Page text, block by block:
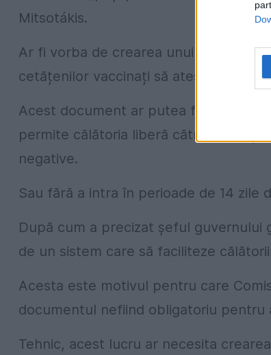
Mitsotákis.
Ar fi vorba de crearea unui
cetățenilor vaccinați să ateste
Acest document ar putea fi
permite călătoria liberă către o altă
negative.
Sau fără a intra în perioade de 14
După cum a precizat șeful guvernului
de un sistem care să faciliteze
Acesta este motivul pentru care
documentul nefiind obligatoriu pentru
Tehnic, acest lucru ar necesita